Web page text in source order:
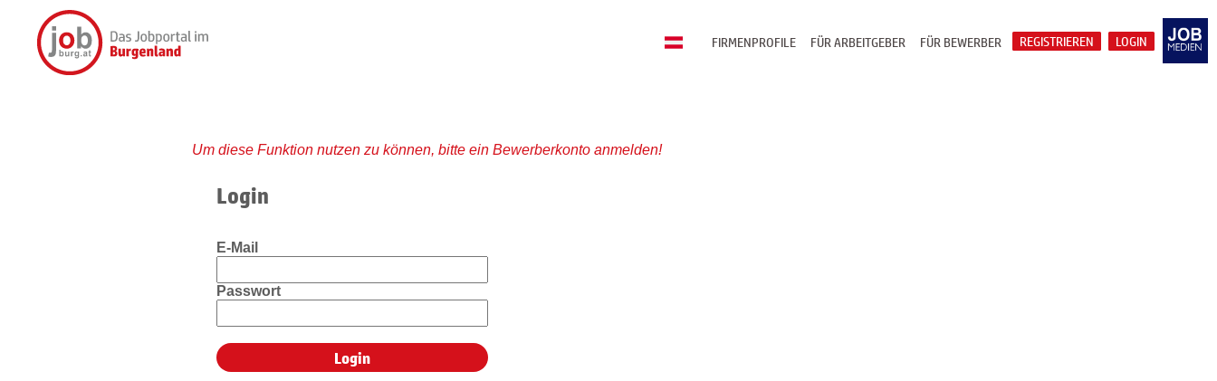
LOGIN
REGISTRIEREN
FÜR BEWERBER
FÜR ARBEITGEBER
FIRMENPROFILE
Um diese Funktion nutzen zu können, bitte ein Bewerberkonto anmelden!
Login
E-Mail
Passwort